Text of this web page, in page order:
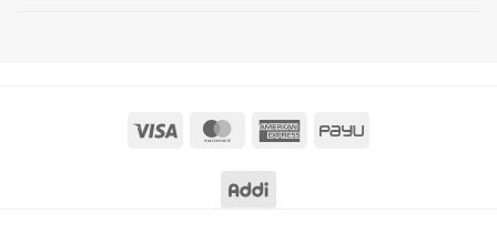
Visa MasterCardAmericanPayU